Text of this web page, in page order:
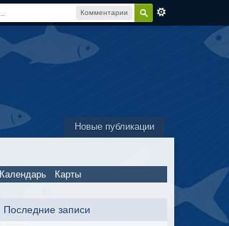
Комментарии
Новые публикации
Календарь Карты
Последние записи